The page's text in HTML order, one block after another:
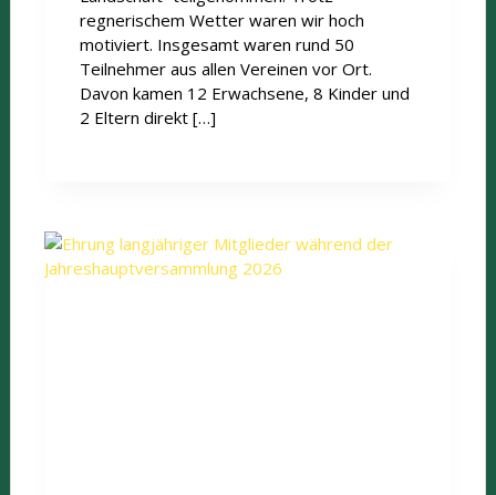
regnerischem Wetter waren wir hoch
motiviert. Insgesamt waren rund 50
Teilnehmer aus allen Vereinen vor Ort.
Davon kamen 12 Erwachsene, 8 Kinder und
2 Eltern direkt […]